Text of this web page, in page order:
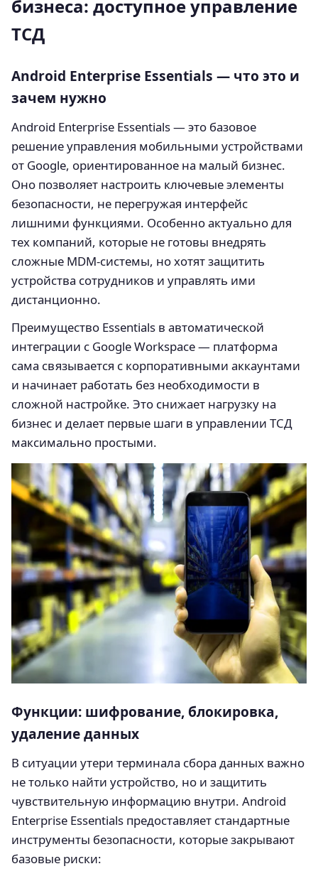
бизнеса: доступное управление
ТСД
Android Enterprise Essentials — что это и
зачем нужно
Android Enterprise Essentials — это базовое
решение управления мобильными устройствами
от Google, ориентированное на малый бизнес.
Оно позволяет настроить ключевые элементы
безопасности, не перегружая интерфейс
лишними функциями. Особенно актуально для
тех компаний, которые не готовы внедрять
сложные MDM-системы, но хотят защитить
устройства сотрудников и управлять ими
дистанционно.
Преимущество Essentials в автоматической
интеграции с Google Workspace — платформа
сама связывается с корпоративными аккаунтами
и начинает работать без необходимости в
сложной настройке. Это снижает нагрузку на
бизнес и делает первые шаги в управлении ТСД
максимально простыми.
Функции: шифрование, блокировка,
удаление данных
В ситуации утери терминала сбора данных важно
не только найти устройство, но и защитить
чувствительную информацию внутри. Android
Enterprise Essentials предоставляет стандартные
инструменты безопасности, которые закрывают
базовые риски: